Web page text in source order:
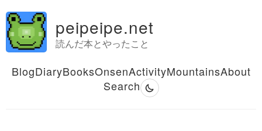
peipeipe.net
読んだ本とやったこと
BlogDiaryBooksOnsenActivityMountainsAbout
Search